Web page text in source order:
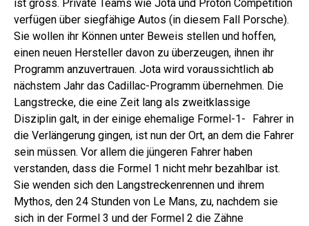
ist gross. Private Teams wie Jota und Proton Competition
verfügen über siegfähige Autos (in diesem Fall Porsche).
Sie wollen ihr Können unter Beweis stellen und hoffen,
einen neuen Hersteller davon zu überzeugen, ihnen ihr
Programm anzuvertrauen. Jota wird voraussichtlich ab
nächstem Jahr das Cadillac-Programm übernehmen. Die
Langstrecke, die eine Zeit lang als zweitklassige
Disziplin galt, in der einige ehemalige Formel-1- Fahrer in
die Verlängerung gingen, ist nun der Ort, an dem die Fahrer
sein müssen. Vor allem die jüngeren Fahrer haben
verstanden, dass die Formel 1 nicht mehr bezahlbar ist.
Sie wenden sich den Langstreckenrennen und ihrem
Mythos, den 24 Stunden von Le Mans, zu, nachdem sie
sich in der Formel 3 und der Formel 2 die Zähne